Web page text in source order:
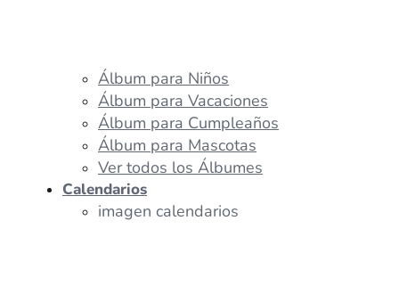
Álbum para Niños
Álbum para Vacaciones
Álbum para Cumpleaños
Álbum para Mascotas
Ver todos los Álbumes
Calendarios
imagen calendarios